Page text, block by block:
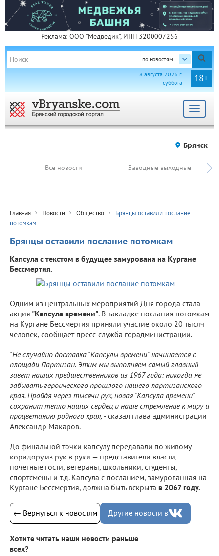
Реклама: ООО "Медведик", ИНН 3200007256
по новостям
18+
8 августа 2026 г.
суббота
Toggle
Брянск
Все новости Заводные выходные
Главная Новости Общество
Брянцы оставили послание
потомкам
Брянцы оставили послание потомкам
Капсула с текстом в будущее замурована на Кургане
Бессмертия.
Одним из центральных мероприятий Дня города стала
акция "Капсула времени". В закладке послания потомкам
на Кургане Бессмертия приняли участие около 20 тысяч
человек, сообщает пресс-служба горадминистрации.
"Не случайно доставка "Капсулы времени" начинается с
площади Партизан. Этим мы выполняем самый главный
завет наших предшественников из 1967 года: никогда не
забывать героического прошлого нашего партизанского
края. Пройдя через тысячи рук, новая "Капсула времени"
сохранит тепло наших сердец и наше стремление к миру и
процветанию родного края, -сказал глава администрации
Александр Макаров.
До финальной точки капсулу передавали по живому
коридору из рук в руки — представители власти,
почетные гости, ветераны, школьники, студенты,
спортсмены и т.д. Капсула с посланием, замурованная на
Кургане Бессмертия, должна быть вскрыта в 2067 году.
← Вернуться к новостям Другие новости в
Хотите читать наши новости раньше
всех?